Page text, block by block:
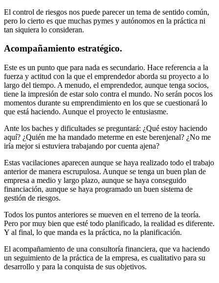
El control de riesgos nos puede parecer un tema de sentido común,
pero lo cierto es que muchas pymes y autónomos en la práctica ni
tan siquiera lo consideran.
Acompañamiento estratégico.
Este es un punto que para nada es secundario. Hace referencia a la
fuerza y actitud con la que el emprendedor aborda su proyecto a lo
largo del tiempo. A menudo, el emprendedor, aunque tenga socios,
tiene la impresión de estar solo contra el mundo. No serán pocos los
momentos durante su emprendimiento en los que se cuestionará lo
que está haciendo. Aunque el proyecto le entusiasme.
Ante los baches y dificultades se preguntará: ¿Qué estoy haciendo
aquí? ¿Quién me ha mandado meterme en este berenjenal? ¿No me
iría mejor si estuviera trabajando por cuenta ajena?
Estas vacilaciones aparecen aunque se haya realizado todo el trabajo
anterior de manera escrupulosa. Aunque se tenga un buen plan de
empresa a medio y largo plazo, aunque se haya conseguido
financiación, aunque se haya programado un buen sistema de
gestión de riesgos.
Todos los puntos anteriores se mueven en el terreno de la teoría.
Pero por muy bien que esté todo planificado, la realidad es diferente.
Y al final, lo que manda es la práctica, no la planificación.
El acompañamiento de una consultoría financiera, que va haciendo
un seguimiento de la práctica de la empresa, es cualitativo para su
desarrollo y para la conquista de sus objetivos.